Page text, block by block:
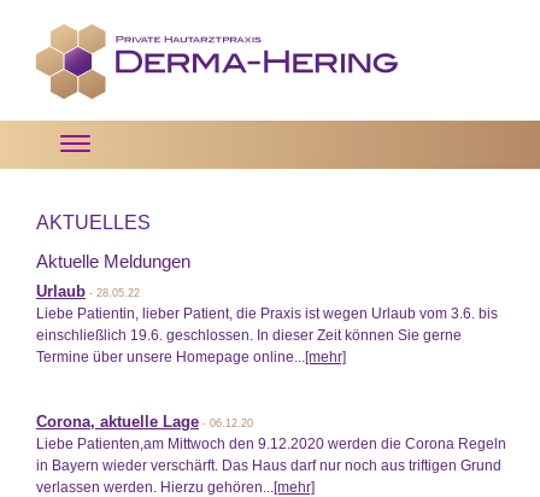
Toggle
navigation
AKTUELLES
Aktuelle Meldungen
Urlaub - 28.05.22
Liebe Patientin, lieber Patient, die Praxis ist wegen Urlaub vom 3.6. bis
einschließlich 19.6. geschlossen. In dieser Zeit können Sie gerne
Termine über unsere Homepage online...[mehr]
Corona, aktuelle Lage - 06.12.20
Liebe Patienten,am Mittwoch den 9.12.2020 werden die Corona Regeln
in Bayern wieder verschärft. Das Haus darf nur noch aus triftigen Grund
verlassen werden. Hierzu gehören...[mehr]